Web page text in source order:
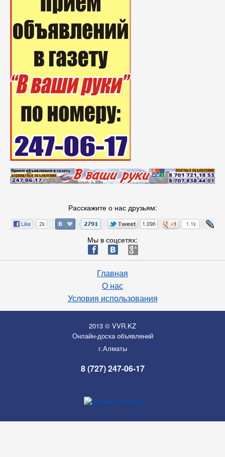
Расскажите о нас друзьям:
Мы в соцсетях:
ä æ è
Главная
О нас
Условия использования
2013 © VVR.KZ
Онлайн-доска объявлений
г.Алматы
8 (727) 247-06-17